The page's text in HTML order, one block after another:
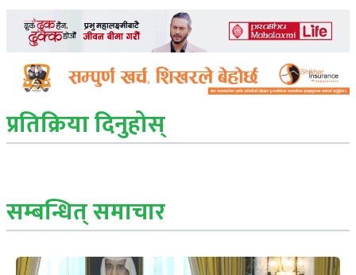
प्रतिक्रिया दिनुहोस्
सम्बन्धित् समाचार